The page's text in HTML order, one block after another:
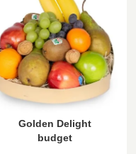
Golden Delight
budget